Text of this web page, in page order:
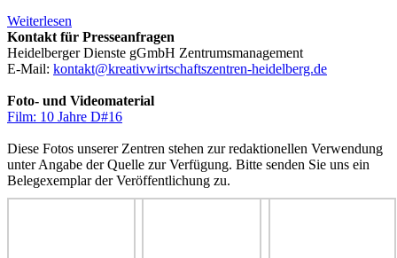
Weiterlesen
Kontakt für Presseanfragen
Heidelberger Dienste gGmbH Zentrumsmanagement
E-Mail: kontakt@kreativwirtschaftszentren-heidelberg.de
Foto- und Videomaterial
Film: 10 Jahre D#16
Diese Fotos unserer Zentren stehen zur redaktionellen Verwendung
unter Angabe der Quelle zur Verfügung. Bitte senden Sie uns ein
Belegexemplar der Veröffentlichung zu.